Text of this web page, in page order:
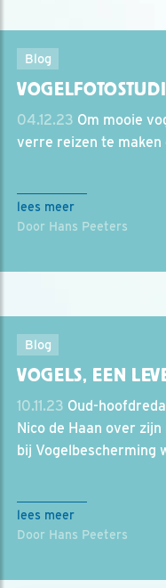
Blog
04.12.23 Om mooie
verre reizen te
lees meer
Door Hans Peeters
Blog
VOGELS, EEN
10.11.23 Oud-
Nico de Haan over
bij Vogelbescherming
lees meer
Door Hans Peeters